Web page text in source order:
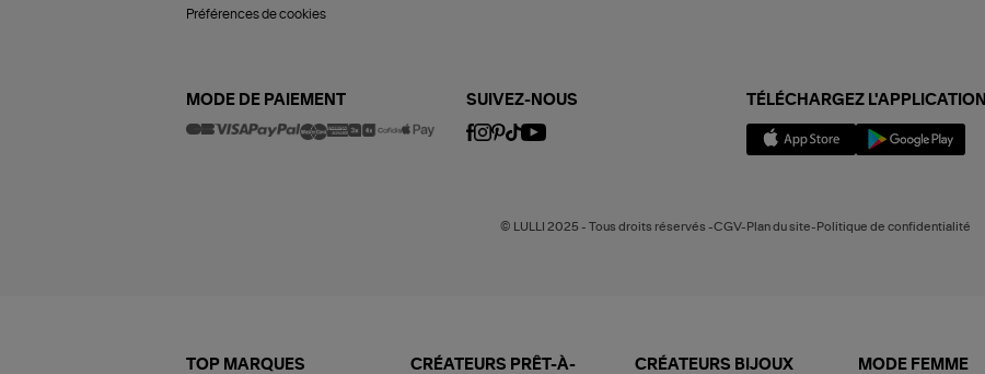
Préférences de cookies
MODE DE PAIEMENT SUIVEZ-NOUS TÉLÉCHARGEZ L'APPLICATION
© LULLI 2025 - Tous droits réservés -CGV-Plan du site-Politique de confidentialité
TOP MARQUES
CRÉATEURS PRÊT-À-
CRÉATEURS BIJOUX MODE FEMME